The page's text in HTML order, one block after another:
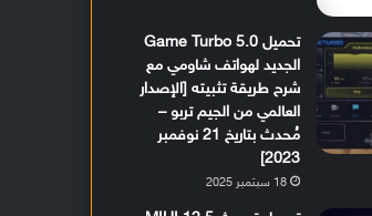
تحميل Game Turbo 5.0
الجديد لهواتف شاومي مع
شرح طريقة تثبيته [الإصدار
العالمي من الجيم تربو –
مُحدث بتاريخ 21 نوفمبر
2023]
18 سبتمبر 2025